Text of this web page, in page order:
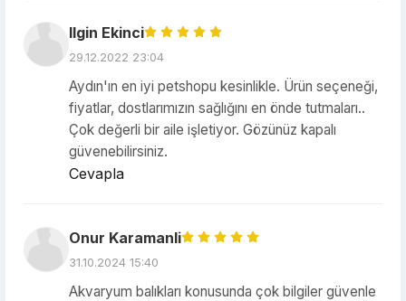
Ilgin Ekinci
29.12.2022 23:04
Aydın'ın en iyi petshopu kesinlikle. Ürün seçeneği,
fiyatlar, dostlarımızın sağlığını en önde tutmaları..
Çok değerli bir aile işletiyor. Gözünüz kapalı
güvenebilirsiniz.
Cevapla
Onur Karamanli
31.10.2024 15:40
Akvaryum balıkları konusunda çok bilgiler güvenle